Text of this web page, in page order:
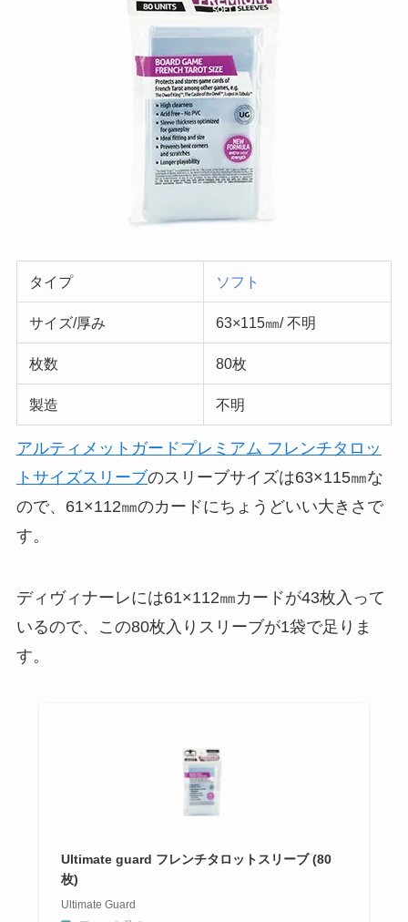
タイプ ソフト
サイズ/厚み 63×115㎜/ 不明
枚数 80枚
製造 不明
アルティメットガードプレミアム フレンチタロッ
トサイズスリーブのスリーブサイズは63×115㎜な
ので、61×112㎜のカードにちょうどいい大きさで
す。
ディヴィナーレには61×112㎜カードが43枚入って
いるので、この80枚入りスリーブが1袋で足りま
す。
Ultimate guard フレンチタロットスリーブ (80
枚)
Ultimate Guard